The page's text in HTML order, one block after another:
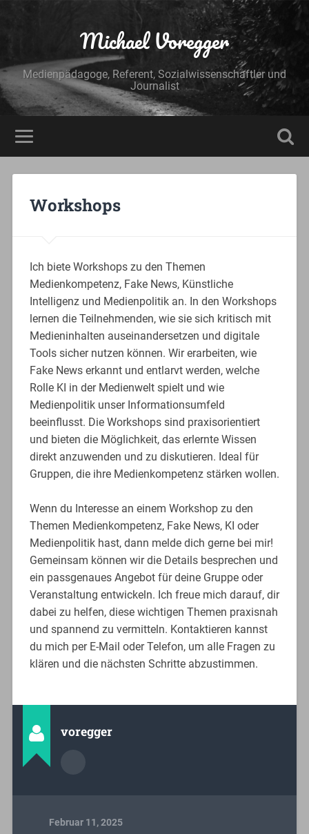
Michael Voregger
Medienpädagoge, Referent, Sozialwissenschaftler und
Journalist
Workshops
Ich biete Workshops zu den Themen
Medienkompetenz, Fake News, Künstliche
Intelligenz und Medienpolitik an. In den Workshops
lernen die Teilnehmenden, wie sie sich kritisch mit
Medieninhalten auseinandersetzen und digitale
Tools sicher nutzen können. Wir erarbeiten, wie
Fake News erkannt und entlarvt werden, welche
Rolle KI in der Medienwelt spielt und wie
Medienpolitik unser Informationsumfeld
beeinflusst. Die Workshops sind praxisorientiert
und bieten die Möglichkeit, das erlernte Wissen
direkt anzuwenden und zu diskutieren. Ideal für
Gruppen, die ihre Medienkompetenz stärken wollen.
Wenn du Interesse an einem Workshop zu den
Themen Medienkompetenz, Fake News, KI oder
Medienpolitik hast, dann melde dich gerne bei mir!
Gemeinsam können wir die Details besprechen und
ein passgenaues Angebot für deine Gruppe oder
Veranstaltung entwickeln. Ich freue mich darauf, dir
dabei zu helfen, diese wichtigen Themen praxisnah
und spannend zu vermitteln. Kontaktieren kannst
du mich per E-Mail oder Telefon, um alle Fragen zu
klären und die nächsten Schritte abzustimmen.
voregger
Februar 11, 2025